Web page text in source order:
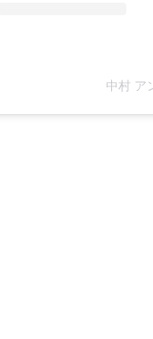
中村 ア